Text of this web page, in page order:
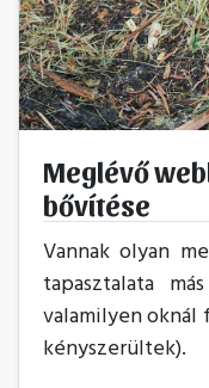
Meglévő
bővítése
Vannak olyan
tapasztalata
valamilyen
kényszerültek).